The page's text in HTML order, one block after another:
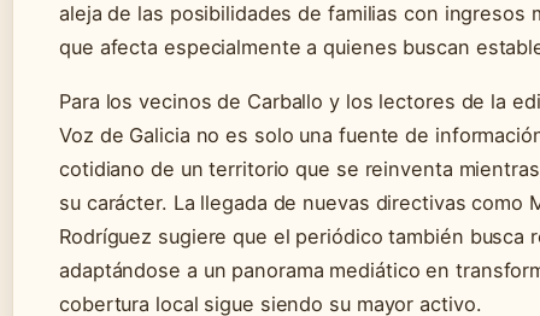
aleja de las posibilidades de familias con ingresos
que afecta especialmente a quienes buscan
Para los vecinos de Carballo y los lectores de la
Voz de Galicia no es solo una fuente de
cotidiano de un territorio que se reinventa
su carácter. La llegada de nuevas directivas como
Rodríguez sugiere que el periódico también busca
adaptándose a un panorama mediático en
cobertura local sigue siendo su mayor activo.